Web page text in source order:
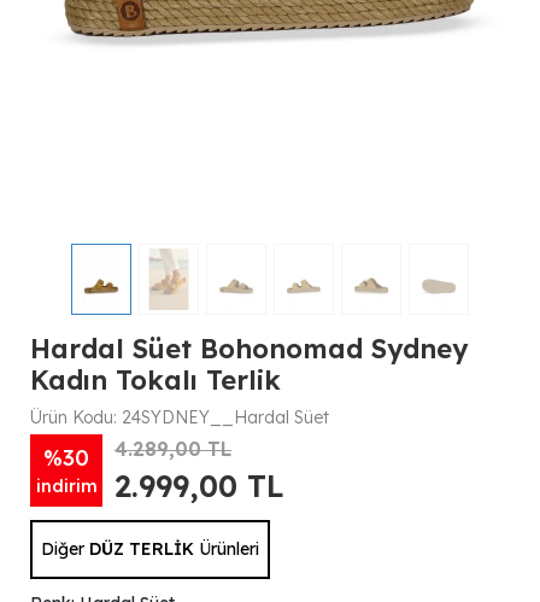
Hardal Süet Bohonomad Sydney
Kadın Tokalı Terlik
Ürün Kodu: 24SYDNEY__Hardal Süet
%30
indirim
4.289,00 TL
2.999,00 TL
Diğer DÜZ TERLİK Ürünleri